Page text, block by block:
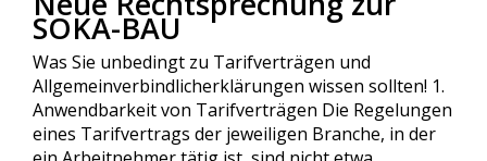
SOKA-BAU
Was Sie unbedingt zu Tarifverträgen und
Allgemeinverbindlicherklärungen wissen sollten! 1.
Anwendbarkeit von Tarifverträgen Die Regelungen
eines Tarifvertrags der jeweiligen Branche, in der